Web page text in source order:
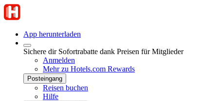
App herunterladen
Sichere dir Sofortrabatte dank Preisen für Mitglieder
Anmelden
Mehr zu Hotels.com Rewards
Posteingang
Reisen buchen
Hilfe